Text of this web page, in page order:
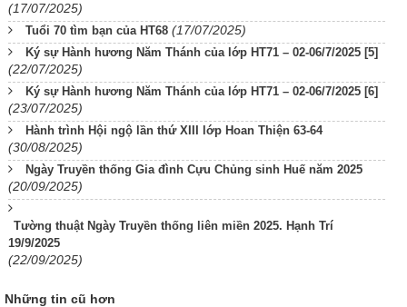
(17/07/2025)
Tuổi 70 tìm bạn của HT68 (17/07/2025)
Ký sự Hành hương Năm Thánh của lớp HT71 – 02-06/7/2025 [5]
(22/07/2025)
Ký sự Hành hương Năm Thánh của lớp HT71 – 02-06/7/2025 [6]
(23/07/2025)
Hành trình Hội ngộ lần thứ XIII lớp Hoan Thiện 63-64
(30/08/2025)
Ngày Truyền thống Gia đình Cựu Chủng sinh Huế năm 2025
(20/09/2025)
Tường thuật Ngày Truyền thống liên miền 2025. Hạnh Trí
19/9/2025
(22/09/2025)
Những tin cũ hơn